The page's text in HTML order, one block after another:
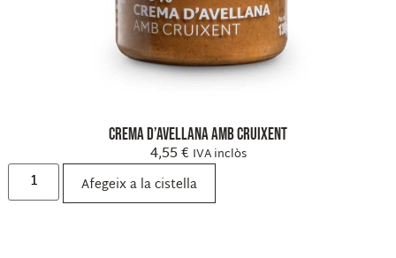
Crema d’avellana amb cruixent
4,55€ IVA inclòs
Afegeix a la cistella